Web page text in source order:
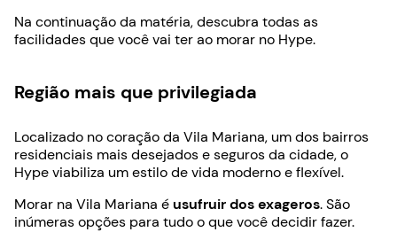
Na continuação da matéria, descubra todas as
facilidades que você vai ter ao morar no Hype.
Região mais que privilegiada
Localizado no coração da Vila Mariana, um dos bairros
residenciais mais desejados e seguros da cidade, o
Hype viabiliza um estilo de vida moderno e flexível.
Morar na Vila Mariana éusufruir dos exageros. São
inúmeras opções para tudo o que você decidir fazer.